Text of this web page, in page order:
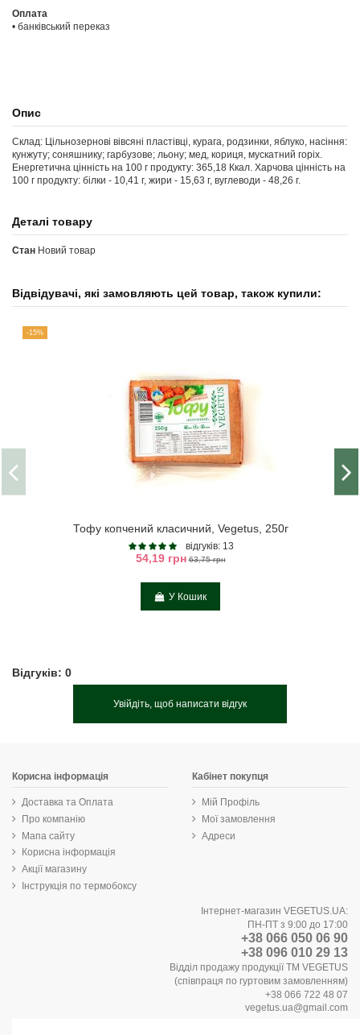
Оплата
• банківський переказ
Опис
Склад: Цільнозернові вівсяні пластівці, курага, родзинки, яблуко, насіння:
кунжуту; соняшнику; гарбузове; льону; мед, кориця, мускатний горіх.
Енергетична цінність на 100 г продукту: 365,18 Ккал. Харчова цінність на
100 г продукту: білки - 10,41 г, жири - 15,63 г, вуглеводи - 48,26 г.
Деталі товару
Стан Новий товар
Відвідувачі, які замовляють цей товар, також купили:
-15%
Тофу копчений класичний, Vegetus, 250г
відгуків: 13
54,19 грн 63,75 грн
У Кошик
Відгуків: 0
Увійдіть, щоб написати відгук
Корисна інформація
Доставка та Оплата
Про компанію
Мапа сайту
Корисна інформація
Акції магазину
Інструкція по термобоксу
Кабінет покупця
Мій Профіль
Мої замовлення
Адреси
Інтернет-магазин VEGETUS.UA:
ПН-ПТ з 9:00 до 17:00
+38 066 050 06 90
+38 096 010 29 13
Відділ продажу продукції ТМ VEGETUS
(співпраця по гуртовим замовленням)
+38 066 722 48 07
vegetus.ua@gmail.com